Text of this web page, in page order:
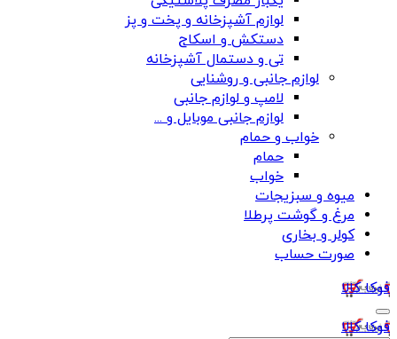
لوازم آشپزخانه و پخت و پز
دستکش و اسکاج
تی و دستمال آشپزخانه
لوازم جانبی و روشنایی
لامپ و لوازم جانبی
لوازم جانبی موبایل و ...
خواب و حمام
حمام
خواب
میوه و سبزیجات
مرغ و گوشت پرطلا
کولر و بخاری
صورت حساب
فوکا کالا
فوکا کالا